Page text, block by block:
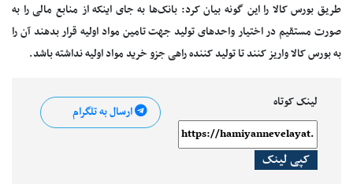
طریق بورس کالا را این گونه بیان کرد: بانک‌ها به جای اینکه از منابع مالی را به
صورت مستقیم در اختیار واحدهای تولید جهت تامین مواد اولیه قرار بدهند آن را
به بورس کالا واریز کنند تا تولید کننده راهی جزو خرید مواد اولیه نداشته باشد.
لینک کوتاه
کپی لینک
ارسال به تلگرام